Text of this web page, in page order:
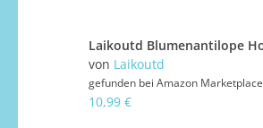
von Laikoutd
gefunden bei Amazon Marketplace
10,99 €